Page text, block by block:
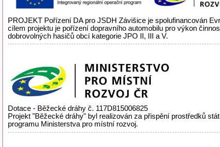
PROJEKT Pořízení DA pro JSDH Závišice je spolufinancován
cílem projektu je pořízení dopravního automobilu pro výkon
dobrovolných hasičů obcí kategorie JPO II, III a V.
Dotace - Běžecké dráhy č. 117D815006825
Projekt "Běžecké dráhy" byl realizován za přispění prostředků
programu Ministerstva pro místní rozvoj.